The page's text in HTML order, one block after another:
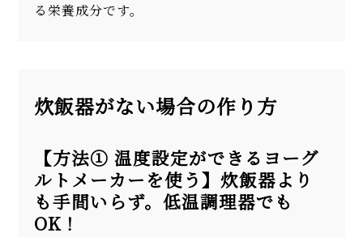
る栄養成分です。
炊飯器がない場合の作り方
【方法① 温度設定ができるヨーグ
ルトメーカーを使う】炊飯器より
も手間いらず。低温調理器でも
OK！